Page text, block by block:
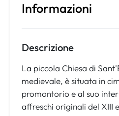
Informazioni
Descrizione
La piccola Chiesa di
medievale, è situata in
promontorio e al suo
affreschi originali del XIII